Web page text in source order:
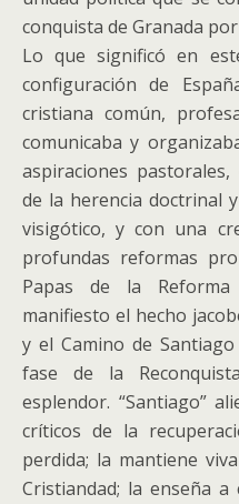
conquista de Granada
Lo que significó en
configuración de
cristiana común,
comunicaba y
aspiraciones
de la herencia doctrinal
visigótico, y con una
profundas reformas
Papas de la
manifiesto el hecho
y el Camino de
fase de la
esplendor. “Santiago”
críticos de la
perdida; la mantiene
Cristiandad; la enseña